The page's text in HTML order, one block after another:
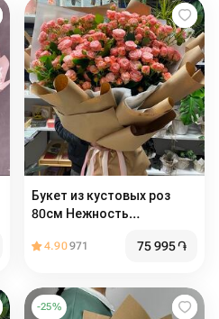
Букет из кустовых роз
80см Нежность
4.90971 75 995֏
-25%